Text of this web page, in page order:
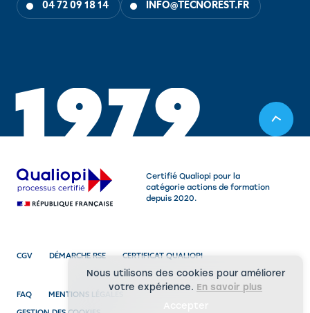
Nous utilisons des cookies pour améliorer
votre expérience. En savoir plus
04 72 09 18 14 INFO@TECNOREST.FR
1979
Certifié Qualiopi pour la
catégorie actions de formation
depuis 2020.
CGV DÉMARCHE RSE CERTIFICAT QUALIOPI
FAQ MENTIONS LÉGALES